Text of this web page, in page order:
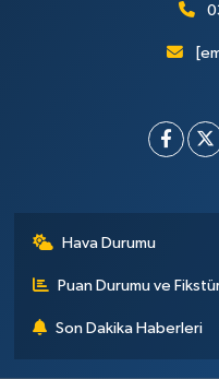
Hava Durumu
Puan Durumu ve
Son Dakika Haberleri